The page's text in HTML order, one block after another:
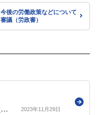
今後の労働政策などについて
審議（労政審）
令和6年4月からの旧適用猶予事業・業務用の36協定届、裁量労働制に関する様式、労働条件通知書の新様式を追加（厚労省のダウンロードコーナー） 2023年11月29日